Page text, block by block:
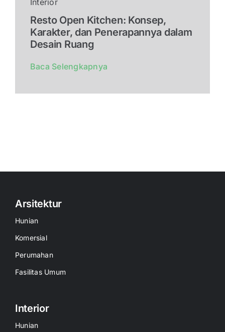
Resto Open Kitchen: Konsep,
Karakter, dan Penerapannya dalam
Desain Ruang
Baca Selengkapnya
Arsitektur
Hunian
Komersial
Perumahan
Fasilitas Umum
Interior
Hunian